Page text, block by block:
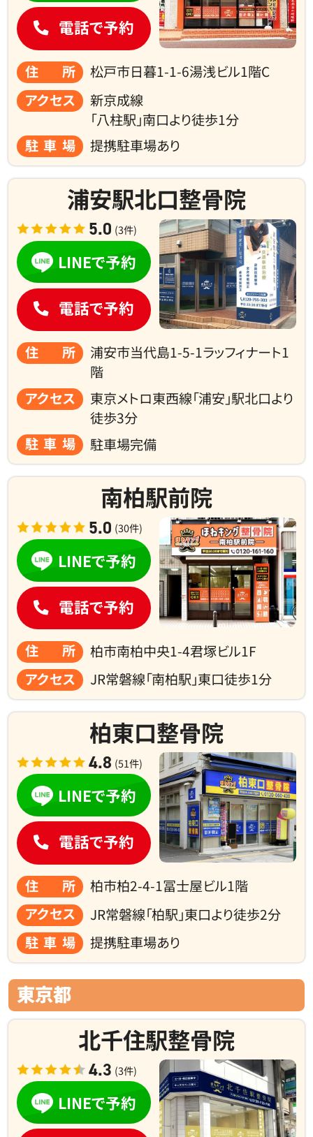
住所
松戸市日暮1-1-6湯浅ビル1階C
アクセス
新京成線
「八柱駅」南口より徒歩1分
駐車場
提携駐車場あり
電話で予約
浦安駅北口整骨院
5.0 (3件)
住所
浦安市当代島1-5-1ラッフィナート1
階
アクセス
東京メトロ東西線「浦安」駅北口より
徒歩3分
駐車場
駐車場完備
LINEで予約
電話で予約
南柏駅前院
5.0 (30件)
住所
柏市南柏中央1-4君塚ビル1F
アクセス
JR常磐線「南柏駅」東口徒歩1分
LINEで予約
電話で予約
柏東口整骨院
4.8 (51件)
住所
柏市柏2-4-1冨士屋ビル1階
アクセス
JR常磐線「柏駅」東口より徒歩2分
駐車場
提携駐車場あり
LINEで予約
電話で予約
東京都
北千住駅整骨院
4.3 (3件)
LINEで予約